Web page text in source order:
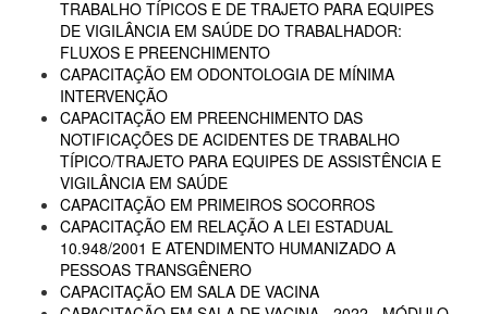
TRABALHO TÍPICOS E DE TRAJETO PARA EQUIPES
DE VIGILÂNCIA EM SAÚDE DO TRABALHADOR:
FLUXOS E PREENCHIMENTO
CAPACITAÇÃO EM ODONTOLOGIA DE MÍNIMA
INTERVENÇÃO
CAPACITAÇÃO EM PREENCHIMENTO DAS
NOTIFICAÇÕES DE ACIDENTES DE TRABALHO
TÍPICO/TRAJETO PARA EQUIPES DE ASSISTÊNCIA E
VIGILÂNCIA EM SAÚDE
CAPACITAÇÃO EM PRIMEIROS SOCORROS
CAPACITAÇÃO EM RELAÇÃO A LEI ESTADUAL
10.948/2001 E ATENDIMENTO HUMANIZADO A
PESSOAS TRANSGÊNERO
CAPACITAÇÃO EM SALA DE VACINA